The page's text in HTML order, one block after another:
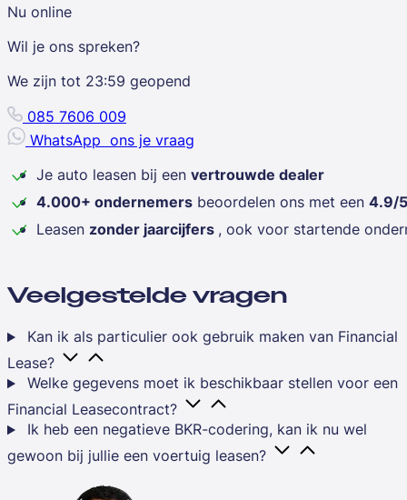
Nu online
Wil je ons spreken?
We zijn tot 23:59 geopend
085 7606 009
WhatsApp ons je vraag
Je auto leasen bij een vertrouwde dealer
4.000+ ondernemers beoordelen ons met een 4.9/5
Leasen zonder jaarcijfers , ook voor startende
Veelgestelde vragen
Kan ik als particulier ook gebruik maken van Financial
Lease?
Welke gegevens moet ik beschikbaar stellen voor een
Financial Leasecontract?
Ik heb een negatieve BKR-codering, kan ik nu wel
gewoon bij jullie een voertuig leasen?